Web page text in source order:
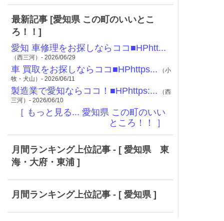
最新記事 [愛知県 この町のいいとこ
ろ！！]
愛知 車修理をお探しならココ■HPhtt...
（西三河）- 2026/06/29
車 買取をお探しならココ■HPhttps... （小
牧・犬山）- 2026/06/11
製造業で愛知ならココ！■HPhttps:... （西
三河）- 2026/06/10
［ もっと見る... 愛知県 この町のいい
ところ！！ ］
月間ランキング上位記事 - [ 愛知県 東
海・大府・東浦 ]
月間ランキング上位記事 - [ 愛知県 ]